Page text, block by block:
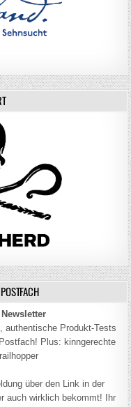
authentische Produkt-Tests
Plus: kinngerechte
über den Link in der
auch wirklich bekommt! Ihr